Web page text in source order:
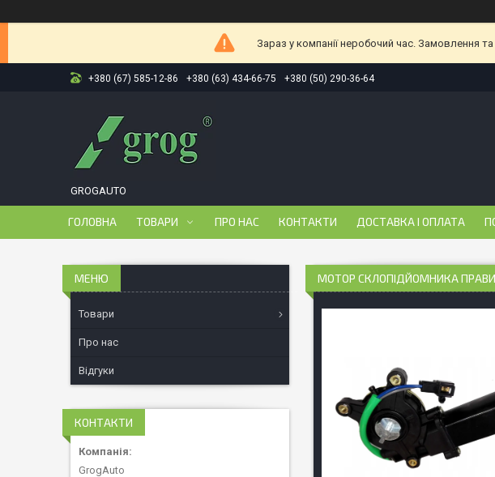
Зараз у компанії неробочий час. Замовлення
+380 (67) 585-12-86 +380 (63) 434-66-75 +380 (50) 290-36-64
GROGAUTO
ГОЛОВНА ТОВАРИ ПРО НАС КОНТАКТИ ДОСТАВКА І ОПЛАТА
МОТОР СКЛОПІДЙОМНИКА
Товари
Про нас
Відгуки
КОНТАКТИ
GrogAuto